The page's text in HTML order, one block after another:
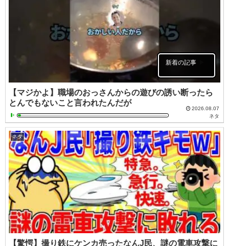
新着の記事
【マジかよ】職場のおっさんからの遊びの誘い断ったら
とんでもないこと言われたんだが
2026.08.07
ネタ
ネタ
【驚愕】撮り鉄にケンカ売ったなんJ民、謎の電車攻撃に